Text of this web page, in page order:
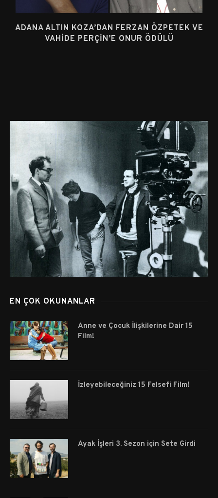
ADANA ALTIN KOZA’DAN FERZAN ÖZPETEK VE
VAHIDE PERÇIN’E ONUR ÖDÜLÜ
EN ÇOK OKUNANLAR
Anne ve Çocuk İlişkilerine Dair 15
Film!
İzleyebileceğiniz 15 Felsefi Film!
Ayak İşleri 3. Sezon için Sete Girdi